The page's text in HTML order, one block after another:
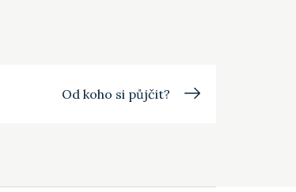
Od koho si půjčit?